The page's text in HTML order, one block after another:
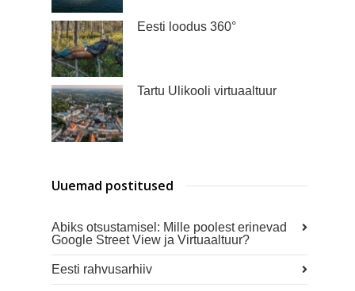
Eesti loodus 360°
Tartu Ülikooli virtuaaltuur
Uuemad postitused
Abiks otsustamisel: Mille poolest erinevad
Google Street View ja Virtuaaltuur?
Eesti rahvusarhiiv